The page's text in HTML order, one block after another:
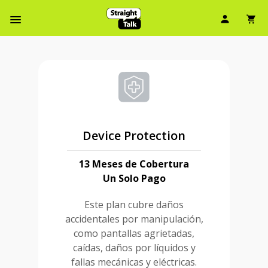
Menú de barra de navegación
Ícono
Device Protection
13 Meses de Cobertura
Un Solo Pago
Este plan cubre daños
accidentales por manipulación,
como pantallas agrietadas,
caídas, daños por líquidos y
fallas mecánicas y eléctricas.